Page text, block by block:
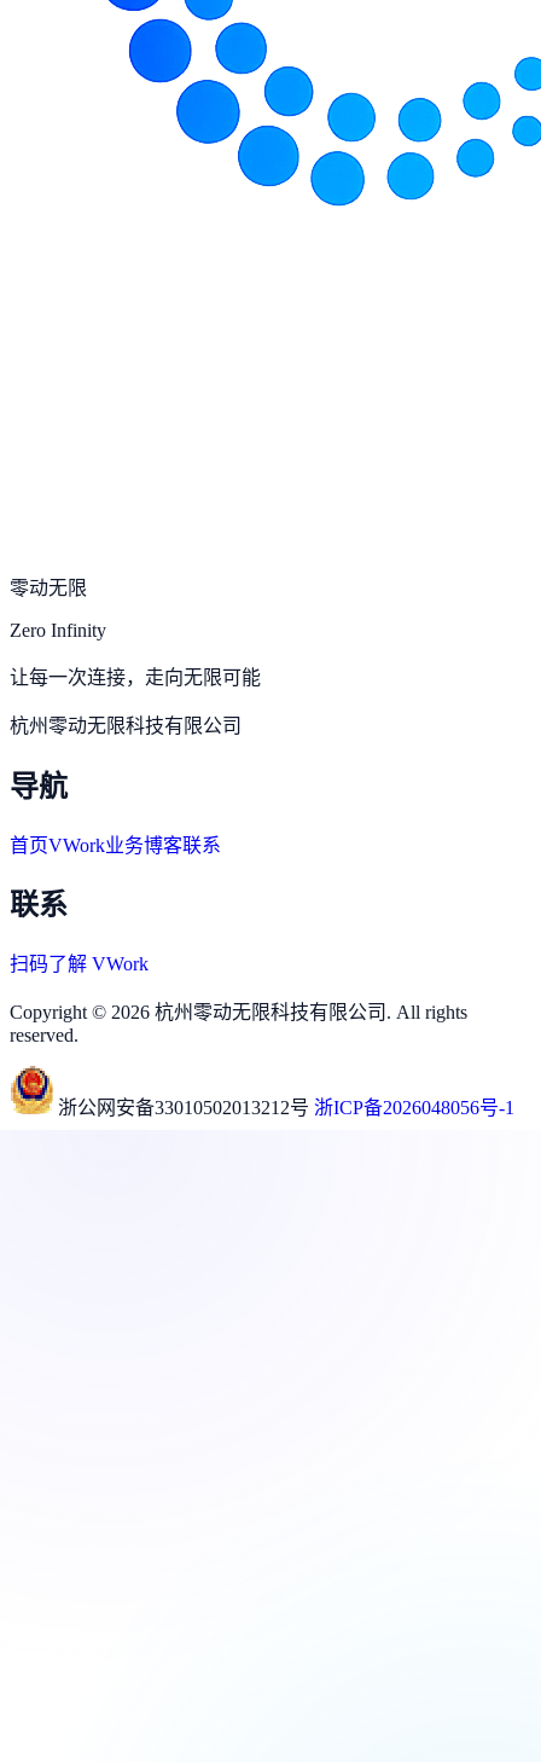
零动无限
Zero Infinity
让每一次连接，走向无限可能
杭州零动无限科技有限公司
导航
首页VWork业务博客联系
联系
扫码了解 VWork
Copyright © 2026 杭州零动无限科技有限公司. All rights
reserved.
浙公网安备33010502013212号 浙ICP备2026048056号-1